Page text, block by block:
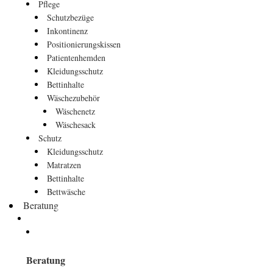
Pflege
Schutzbezüge
Inkontinenz
Positionierungskissen
Patientenhemden
Kleidungsschutz
Bettinhalte
Wäschezubehör
Wäschenetz
Wäschesack
Schutz
Kleidungsschutz
Matratzen
Bettinhalte
Bettwäsche
Beratung
Beratung